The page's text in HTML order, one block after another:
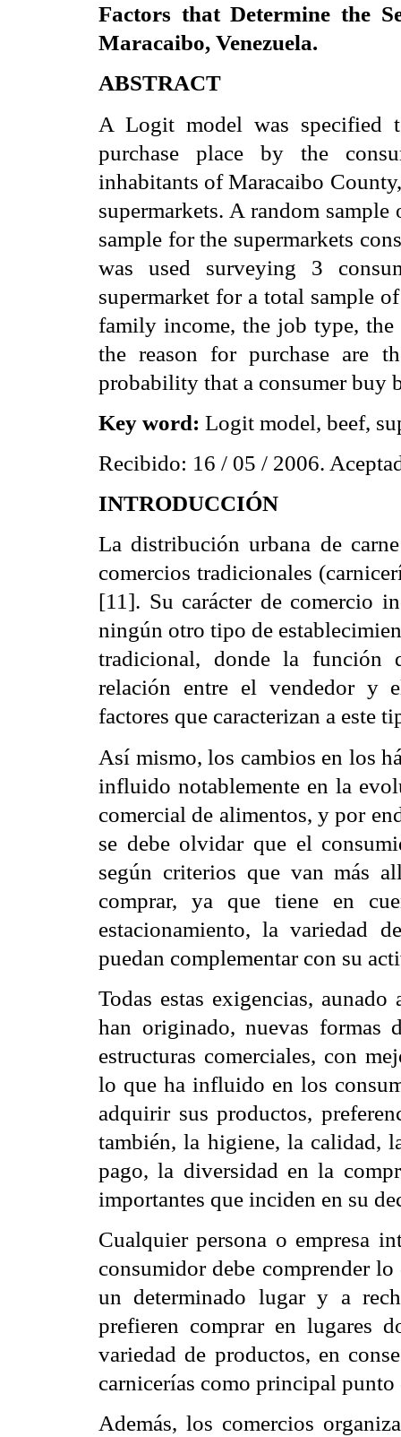
Factors that Determine the
Maracaibo, Venezuela.
ABSTRACT
A Logit model was specified
purchase place by the
inhabitants of Maracaibo
supermarkets. A random
sample for the supermarkets
was used surveying 3
supermarket for a total sample
family income, the job type,
the reason for purchase are
probability that a consumer buy
Key word: Logit model, beef,
Recibido: 16 / 05 / 2006.
INTRODUCCIÓN
La distribución urbana de
comercios tradicionales
[11]. Su carácter de comercio
ningún otro tipo de
tradicional, donde la función
relación entre el vendedor y
factores que caracterizan a este
Así mismo, los cambios en los
influido notablemente en la
comercial de alimentos, y por
se debe olvidar que el
según criterios que van más
comprar, ya que tiene en
estacionamiento, la variedad
puedan complementar con su
Todas estas exigencias,
han originado, nuevas formas
estructuras comerciales, con
lo que ha influido en los
adquirir sus productos,
también, la higiene, la calidad,
pago, la diversidad en la
importantes que inciden en su
Cualquier persona o empresa
consumidor debe comprender
un determinado lugar y a
prefieren comprar en lugares
variedad de productos, en
carnicerías como principal punto
Además, los comercios